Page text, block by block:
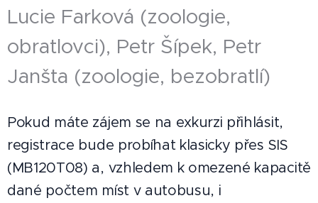
Lucie Farková (zoologie,
obratlovci), Petr Šípek, Petr
Janšta (zoologie, bezobratlí)
Pokud máte zájem se na exkurzi přihlásit,
registrace bude probíhat klasicky přes SIS
(MB120T08) a, vzhledem k omezené kapacitě
dané počtem míst v autobusu, i